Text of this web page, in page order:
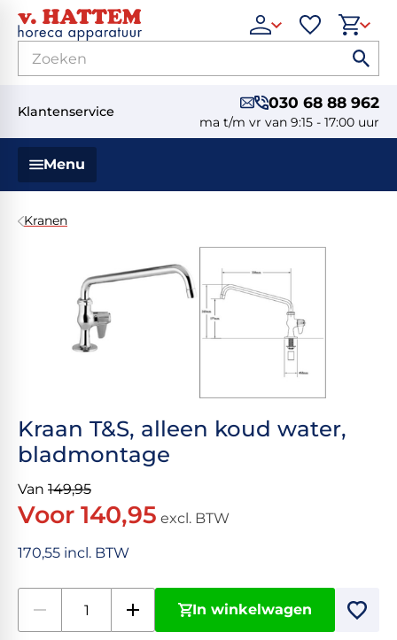
Klantenservice 030 68 88 962
ma t/m vr van 9:15 - 17:00 uur
Menu
Kranen
Kraan T&S, alleen koud water,
bladmontage
Van 149,95
Voor 140,95 excl. BTW
170,55 incl. BTW
In winkelwagen